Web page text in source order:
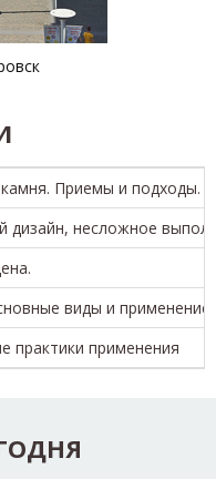
Приемы и подходы.
дизайн, несложное
виды и применение
практики применения